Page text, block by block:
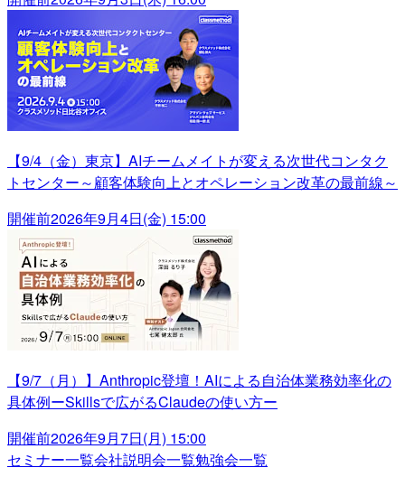
【9/4（金）東京】AIチームメイトが変える次世代コンタク
トセンター～顧客体験向上とオペレーション改革の最前線～
開催前2026年9月4日(金) 15:00
【9/7（月）】Anthropic登壇！AIによる自治体業務効率化の
具体例ーSkillsで広がるClaudeの使い方ー
開催前2026年9月7日(月) 15:00
セミナー一覧会社説明会一覧勉強会一覧